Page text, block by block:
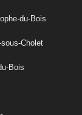
du-Bois
Cholet
Bois